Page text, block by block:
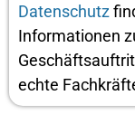
Datenschutz
Informationen
echte